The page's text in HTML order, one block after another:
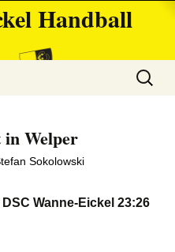
Handball
Suchen
nach:
Welper
Sokolowski
Wanne-Eickel 23:26